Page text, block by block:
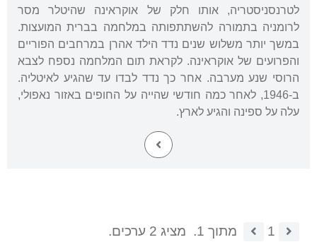
לטרנסניסטריה, אותו חלק של אוקראינה שהיטלר מסר
לרומניה בתמורה להשתתפותה במלחמה בברית המועצות.
במשך יותר משלוש שנים נדד הילד אהרן במרחבים הפוריים
והפרועים של אוקראינה. לקראת תום המלחמה נספח לצבא
הרוסי שנע מערבה. אחר כך נדד לבדו עד שהגיע לאיטליה.
ב-1946, לאחר כמה חודשי שהייה על החופים באזור נאפולי,
עלה על ספינה והגיע לארץ.
1 מתוך 1. מציג 2 ערכים.